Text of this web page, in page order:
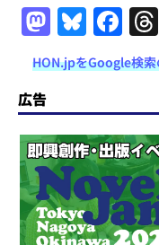
M
a
st
o
d
o
n
Bl
u
e
s
k
y
F
a
c
e
b
o
o
k
HON.jpをGoogle検索
広告